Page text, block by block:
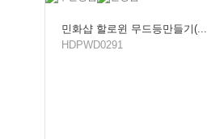
민화샵 할로윈 무드등만들기(...
HDPWD0291